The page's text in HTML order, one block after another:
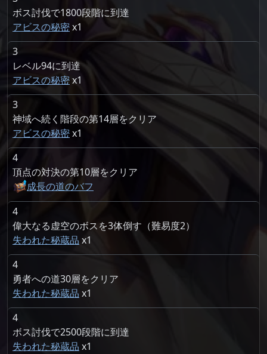
ボス討伐で1800段階に到達
アビスの秘密 1
3
レベル94に到達
アビスの秘密 1
3
神域へ続く階段の第14層をクリア
アビスの秘密 1
4
頂点の対決の第10層をクリア
成長の道のバフ
4
偉大なる虚空のボスを3体倒す（難易度2）
失われた秘蔵品
1
4
勇者への道30層をクリア
失われた秘蔵品
1
4
ボス討伐で2500段階に到達
失われた秘蔵品
1